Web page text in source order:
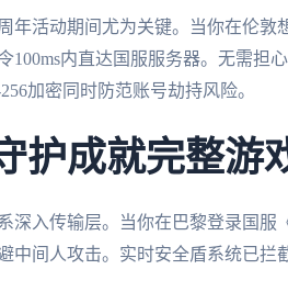
年活动期间尤为关键。当你在伦
100ms内直达国服服务器。无需担
加密同时防范账号劫持风险。
护成就完整游
深入传输层。当你在巴黎登录国服
中间人攻击。实时安全盾系统已拦